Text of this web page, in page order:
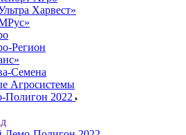
Харвест»
Регион
Семена
Агросистемы
2022